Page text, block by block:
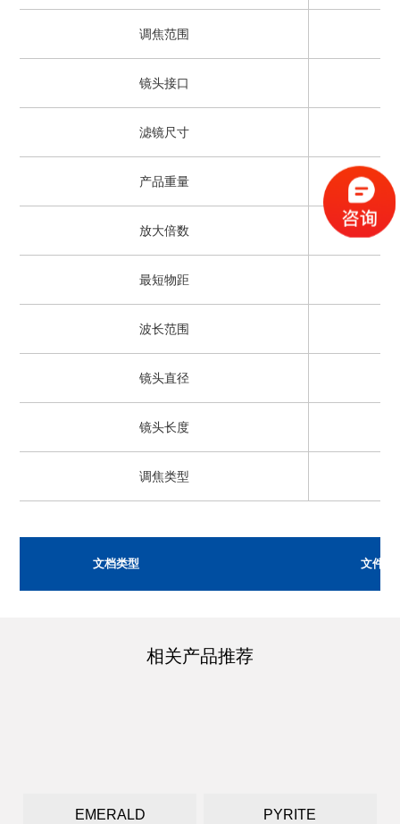
调焦范围
镜头接口
滤镜尺寸
产品重量
放大倍数
最短物距
波长范围
镜头直径
镜头长度
调焦类型
文档类型 文件名
相关产品推荐
EMERALD PYRITE